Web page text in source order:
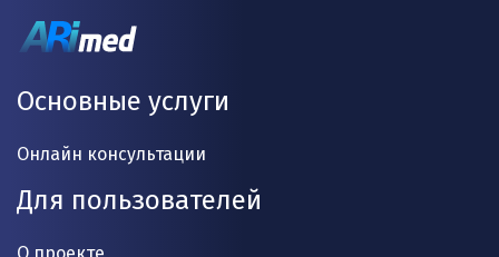
Основные услуги
Онлайн консультации
Для пользователей